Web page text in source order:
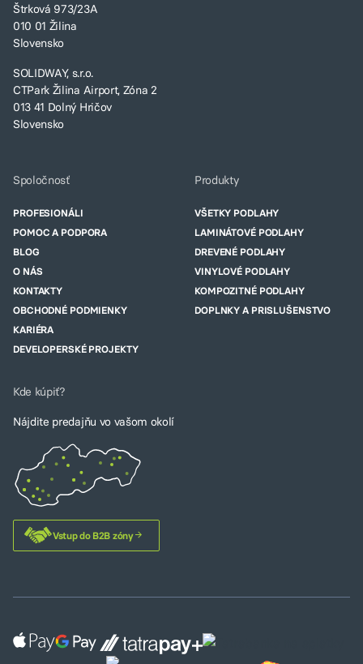
Štrková 973/23A
010 01 Žilina
Slovensko
SOLIDWAY, s.r.o.
CTPark Žilina Airport, Zóna 2
013 41 Dolný Hričov
Slovensko
Spoločnosť
PROFESIONÁLI
POMOC A PODPORA
BLOG
O NÁS
KONTAKTY
OBCHODNÉ PODMIENKY
KARIÉRA
DEVELOPERSKÉ PROJEKTY
Produkty
VŠETKY PODLAHY
LAMINÁTOVÉ PODLAHY
DREVENÉ PODLAHY
VINYLOVÉ PODLAHY
KOMPOZITNÉ PODLAHY
DOPLNKY A PRISLUŠENSTVO
Kde kúpiť?
Nájdite predajňu vo vašom okolí
Vstup do B2B zóny